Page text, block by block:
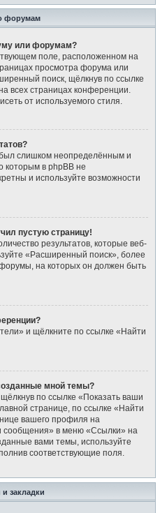
форумам
или форумам?
поле, расположенном на
просмотра форума или
поиск, щёлкнув по ссылке
всех страницах конференции.
от используемого стиля.
слишком неопределённым и
которым в phpBB не
и используйте возможности
пустую страницу!
результатов, которые веб-
«Расширенный поиск», более
на которых он должен быть
и щёлкните по ссылке «Найти
мной темы?
по ссылке «Показать ваши
странице, по ссылке «Найти
вашего профиля на
в меню «Ссылки» на
вами темы, используйте
соответствующие поля.
закладки